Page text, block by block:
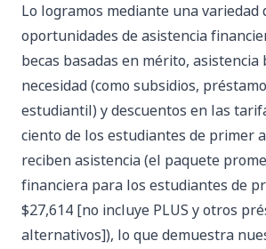
Lo logramos mediante una variedad
oportunidades de asistencia
becas basadas en mérito, asistencia
necesidad (como subsidios,
estudiantil) ydescuentos en las
ciento de los estudiantes de primer
reciben asistencia (el paquete
financiera para los estudiantes de
$27,614 [no incluye PLUS y otros
alternativos]), lo que demuestra